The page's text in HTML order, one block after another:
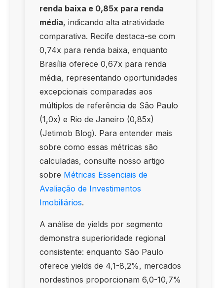
renda baixa e 0,85x para renda
média, indicando alta atratividade
comparativa. Recife destaca-se com
0,74x para renda baixa, enquanto
Brasília oferece 0,67x para renda
média, representando oportunidades
excepcionais comparadas aos
múltiplos de referência de São Paulo
(1,0x) e Rio de Janeiro (0,85x)
(Jetimob Blog). Para entender mais
sobre como essas métricas são
calculadas, consulte nosso artigo
sobre Métricas Essenciais de
Avaliação de Investimentos
Imobiliários.
A análise de yields por segmento
demonstra superioridade regional
consistente: enquanto São Paulo
oferece yields de 4,1-8,2%, mercados
nordestinos proporcionam 6,0-10,7%